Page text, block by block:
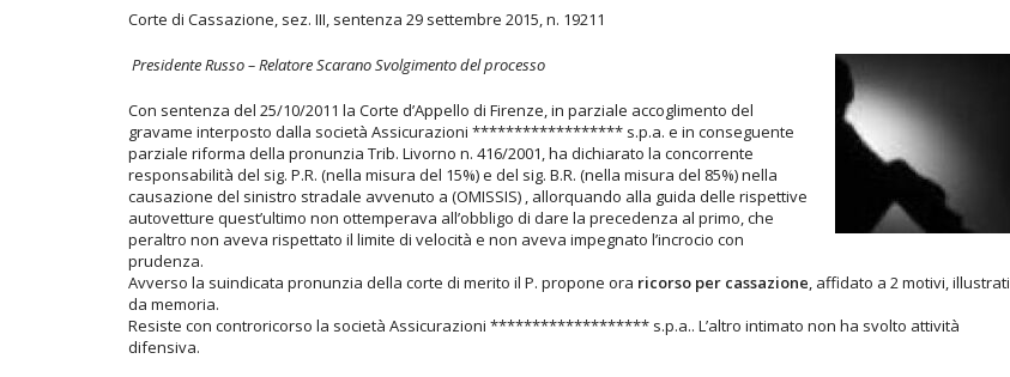
Corte di Cassazione, sez. III, sentenza 29 settembre 2015, n. 19211
Presidente Russo – Relatore Scarano Svolgimento del processo
Con sentenza del 25/10/2011 la Corte d’Appello di Firenze, in parziale accoglimento del
gravame interposto dalla società Assicurazioni ****************** s.p.a. e in conseguente
parziale riforma della pronunzia Trib. Livorno n. 416/2001, ha dichiarato la concorrente
responsabilità del sig. P.R. (nella misura del 15%) e del sig. B.R. (nella misura del 85%) nella
causazione del sinistro stradale avvenuto a (OMISSIS) , allorquando alla guida delle rispettive
autovetture quest’ultimo non ottemperava all’obbligo di dare la precedenza al primo, che
peraltro non aveva rispettato il limite di velocità e non aveva impegnato l’incrocio con
prudenza.
Avverso la suindicata pronunzia della corte di merito il P. propone ora ricorso per cassazione, affidato a 2 motivi, illustrati
da memoria.
Resiste con controricorso la società Assicurazioni ******************* s.p.a.. L’altro intimato non ha svolto attività
difensiva.